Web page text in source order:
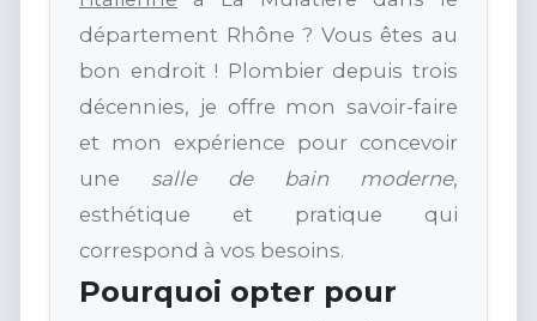
département Rhône ? Vous êtes au
bon endroit ! Plombier depuis trois
décennies, je offre mon savoir-faire
et mon expérience pour concevoir
une salle de bain moderne,
esthétique et pratique qui
correspond à vos besoins.
Pourquoi opter pour